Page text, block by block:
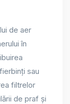
de aer
în
sau
filtrelor
de praf și